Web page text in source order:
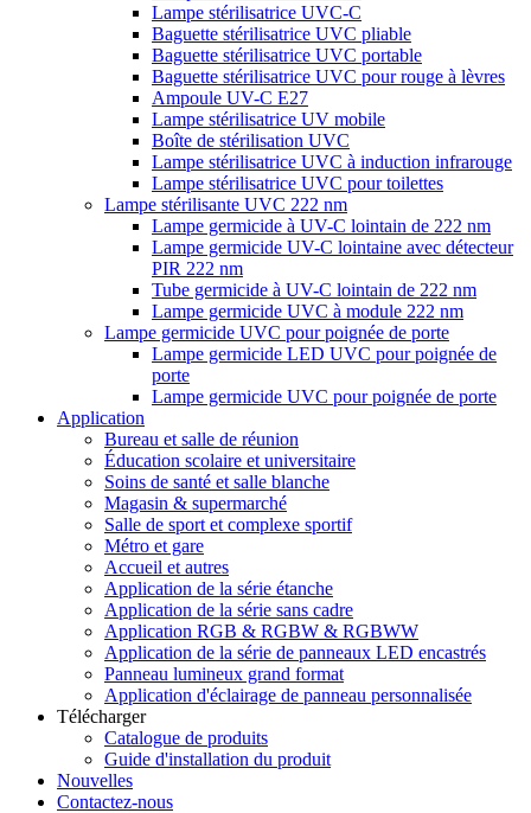
Lampe stérilisatrice UVC-C
Baguette stérilisatrice UVC pliable
Baguette stérilisatrice UVC portable
Baguette stérilisatrice UVC pour rouge à lèvres
Ampoule UV-C E27
Lampe stérilisatrice UV mobile
Boîte de stérilisation UVC
Lampe stérilisatrice UVC à induction infrarouge
Lampe stérilisatrice UVC pour toilettes
Lampe stérilisante UVC 222 nm
Lampe germicide à UV-C lointain de 222 nm
Lampe germicide UV-C lointaine avec détecteur
PIR 222 nm
Tube germicide à UV-C lointain de 222 nm
Lampe germicide UVC à module 222 nm
Lampe germicide UVC pour poignée de porte
Lampe germicide LED UVC pour poignée de
porte
Lampe germicide UVC pour poignée de porte
Application
Bureau et salle de réunion
Éducation scolaire et universitaire
Soins de santé et salle blanche
Magasin & supermarché
Salle de sport et complexe sportif
Métro et gare
Accueil et autres
Application de la série étanche
Application de la série sans cadre
Application RGB & RGBW & RGBWW
Application de la série de panneaux LED encastrés
Panneau lumineux grand format
Application d'éclairage de panneau personnalisée
Télécharger
Catalogue de produits
Guide d'installation du produit
Nouvelles
Contactez-nous